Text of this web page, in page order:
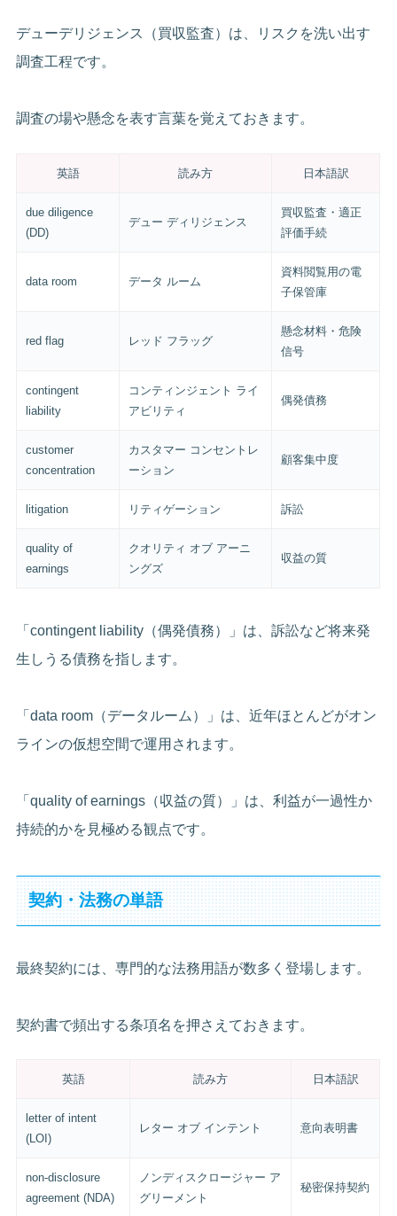
デューデリジェンス（買収監査）は、リスクを洗い出す
調査工程です。
調査の場や懸念を表す言葉を覚えておきます。
英語 読み方 日本語訳
due diligence
(DD)
デュー ディリジェンス
買収監査・適正
評価手続
data room データ ルーム
資料閲覧用の電
子保管庫
red flag レッド フラッグ
懸念材料・危険
信号
contingent
liability
コンティンジェント ライ
アビリティ
偶発債務
customer
concentration
カスタマー コンセントレ
ーション
顧客集中度
litigation リティゲーション 訴訟
quality of
earnings
クオリティ オブ アーニ
ングズ
収益の質
「contingent liability（偶発債務）」は、訴訟など将来発
生しうる債務を指します。
「data room（データルーム）」は、近年ほとんどがオン
ラインの仮想空間で運用されます。
「quality of earnings（収益の質）」は、利益が一過性か
持続的かを見極める観点です。
契約・法務の単語
最終契約には、専門的な法務用語が数多く登場します。
契約書で頻出する条項名を押さえておきます。
英語 読み方 日本語訳
letter of intent
(LOI)
レター オブ インテント 意向表明書
non-disclosure
agreement (NDA)
ノンディスクロージャー ア
グリーメント
秘密保持契約